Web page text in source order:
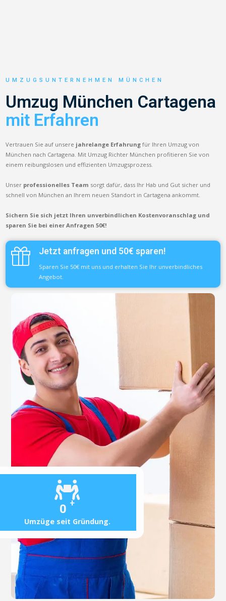
0 +
Umzüge seit Gründung.
UMZUGSUNTERNEHMEN MÜNCHEN
Umzug München Cartagena
mit Erfahren
Vertrauen Sie auf unsere jahrelange Erfahrung für Ihren Umzug von
München nach Cartagena. Mit Umzug Richter München profitieren Sie von
einem reibungslosen und effizienten Umzugsprozess.
Unser professionelles Team sorgt dafür, dass Ihr Hab und Gut sicher und
schnell von München an Ihrem neuen Standort in Cartagena ankommt.
Sichern Sie sich jetzt Ihren unverbindlichen Kostenvoranschlag und
sparen Sie bei einer Anfragen 50€!
Jetzt anfragen und 50€ sparen!
Sparen Sie 50€ mit uns und erhalten Sie Ihr unverbindliches
Angebot.